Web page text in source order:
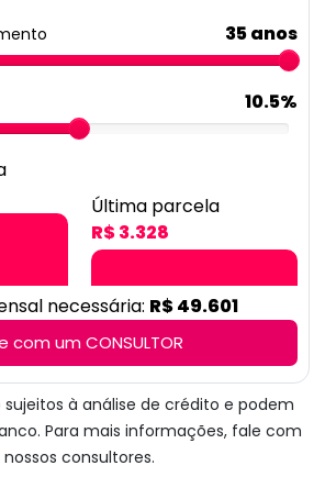
35 anos
10.5%
Última parcela
R$ 3.328
necessária: R$ 49.601
com um CONSULTOR
sujeitos à análise de crédito e podem
Para mais informações, fale com
nossos consultores.